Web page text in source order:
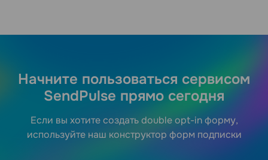
Начните пользоваться сервисом
SendPulse прямо сегодня
Если вы хотите создать double opt-in форму,
используйте наш конструктор форм подписки